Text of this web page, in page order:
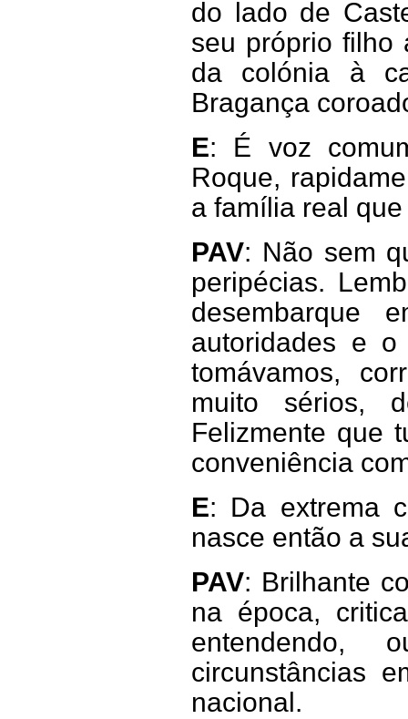
do lado de
seu próprio filho
da colónia à
Bragança
E: É voz
Roque,
a família real
PAV: Não sem
peripécias.
desembarque
autoridades e
tomávamos,
muito sérios,
Felizmente que
conveniência
E: Da extrema
nasce então a
PAV: Brilhante
na época,
entendendo,
circunstâncias
nacional.